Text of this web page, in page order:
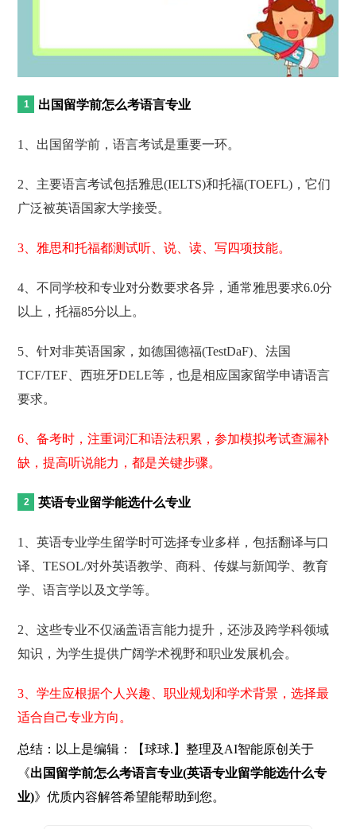
出国留学前怎么考语言专业
1、出国留学前，语言考试是重要一环。
2、主要语言考试包括雅思(IELTS)和托福(TOEFL)，它们
广泛被英语国家大学接受。
3、雅思和托福都测试听、说、读、写四项技能。
4、不同学校和专业对分数要求各异，通常雅思要求6.0分
以上，托福85分以上。
5、针对非英语国家，如德国德福(TestDaF)、法国
TCF/TEF、西班牙DELE等，也是相应国家留学申请语言
要求。
6、备考时，注重词汇和语法积累，参加模拟考试查漏补
缺，提高听说能力，都是关键步骤。
英语专业留学能选什么专业
1、英语专业学生留学时可选择专业多样，包括翻译与口
译、TESOL/对外英语教学、商科、传媒与新闻学、教育
学、语言学以及文学等。
2、这些专业不仅涵盖语言能力提升，还涉及跨学科领域
知识，为学生提供广阔学术视野和职业发展机会。
3、学生应根据个人兴趣、职业规划和学术背景，选择最
适合自己专业方向。
总结：以上是编辑：【球球.】整理及AI智能原创关于
《出国留学前怎么考语言专业(英语专业留学能选什么专
业)》优质内容解答希望能帮助到您。